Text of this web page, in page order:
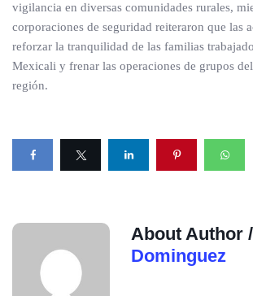
vigilancia en diversas comunidades rurales,
corporaciones de seguridad reiteraron que las
reforzar la tranquilidad de las familias
Mexicali y frenar las operaciones de grupos
región.
About Author /
Dominguez